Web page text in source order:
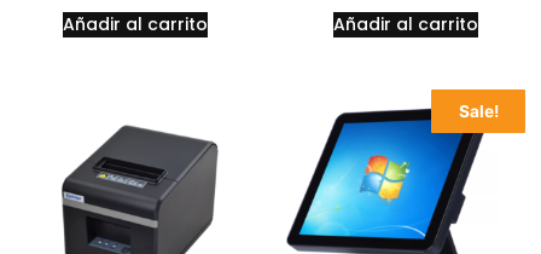
Añadir al carrito Añadir al carrito
Sale!